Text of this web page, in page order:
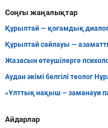
Соңғы жаңалықтар
Құрылтай — қоғамдық
Құрылтай сайлауы —
Жазасын өтеушілерге
Аудан әкімі белгілі теолог
«Ұлттық нақыш – заманауи
Айдарлар